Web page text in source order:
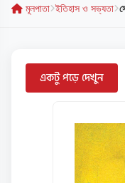
মূলপাতা ইতিহাস ও সভ্যতা
একটু পড়ে দেখুন